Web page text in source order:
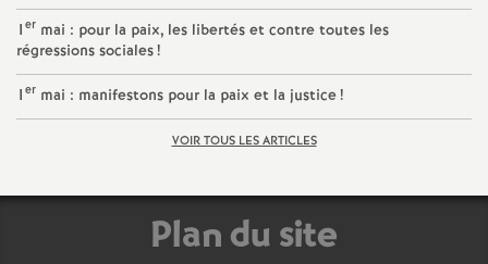
g
r
é
O
1er mai : pour la paix, les libertés et contre toutes les
régressions sociales!
1er mai : manifestons pour la paix et la justice!
VOIR TOUS LES ARTICLES
Plan du site